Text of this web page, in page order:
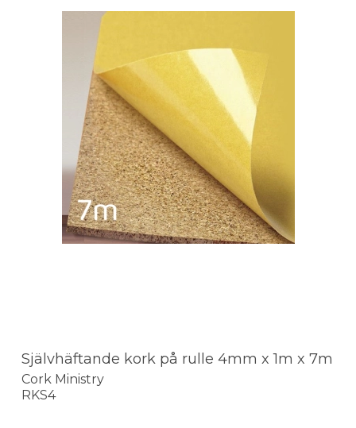
Självhäftande kork på rulle 4mm x 1m x 7m
Cork Ministry
RKS4